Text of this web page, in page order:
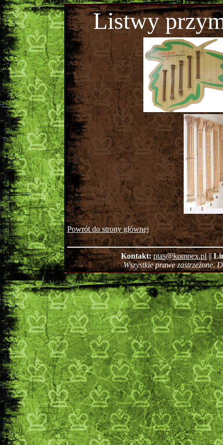
Listwy
Powrót do strony głównej
Kontakt: ptas@kompex.pl||
Wszystkie prawe zastrzeżone.